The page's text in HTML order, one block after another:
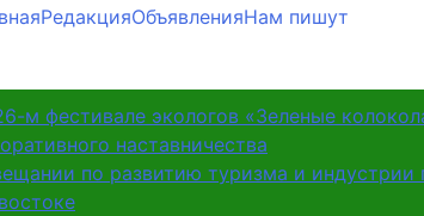
РедакцияОбъявленияНам пишут
м фестивале экологов «Зеленые
наставничества
по развитию туризма и